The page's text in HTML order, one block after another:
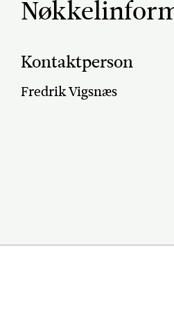
Kontaktperson
Fredrik Vigsnæs